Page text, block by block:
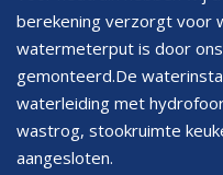
berekening verzorgt voor
watermeterput is door
gemonteerd.De
waterleiding met
wastrog, stookruimte
aangesloten.